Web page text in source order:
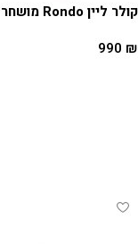
קולר ליין Rondo מושחר
990 ₪